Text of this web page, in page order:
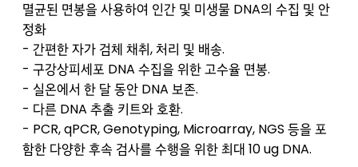
멸균된 면봉을 사용하여 인간 및 미생물 DNA의 수집 및 안
정화
- 간편한 자가 검체 채취, 처리 및 배송.
- 구강상피세포 DNA 수집을 위한 고수율 면봉.
- 실온에서 한 달 동안 DNA 보존.
- 다른 DNA 추출 키트와 호환.
- PCR, qPCR, Genotyping, Microarray, NGS 등을 포
함한 다양한 후속 검사를 수행을 위한 최대 10 ug DNA.